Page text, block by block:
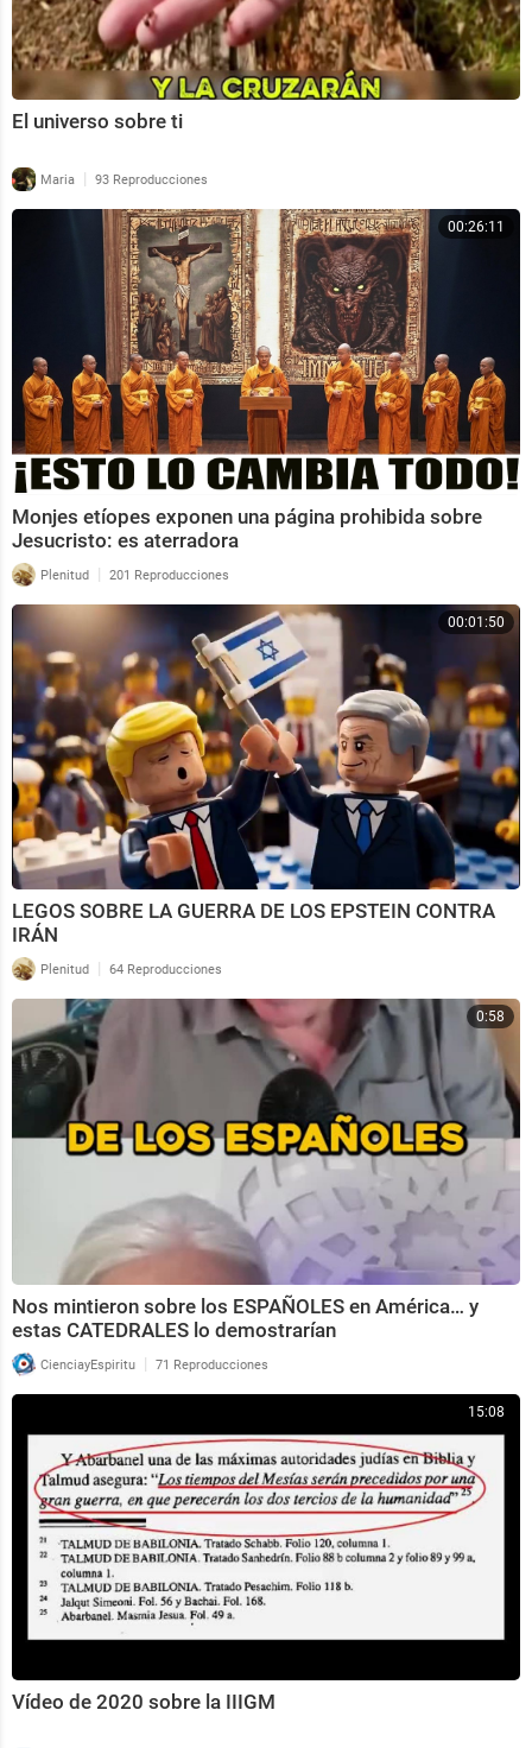
El universo sobre ti
Maria | 93 Reproducciones
00:26:11
Monjes etíopes exponen una página prohibida sobre
Jesucristo: es aterradora
Plenitud | 201 Reproducciones
00:01:50
LEGOS SOBRE LA GUERRA DE LOS EPSTEIN CONTRA
IRÁN
Plenitud | 64 Reproducciones
0:58
Nos mintieron sobre los ESPAÑOLES en América… y
estas CATEDRALES lo demostrarían
CienciayEspiritu | 71 Reproducciones
15:08
Vídeo de 2020 sobre la IIIGM